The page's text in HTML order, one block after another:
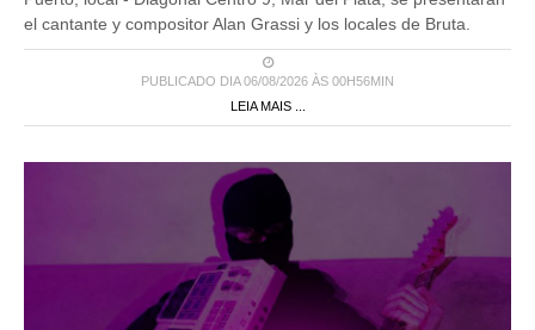
el cantante y compositor Alan Grassi y los locales de Bruta.
PUBLICADO DIA 06/08/2026 ÀS 00H56MIN
LEIA MAIS ...